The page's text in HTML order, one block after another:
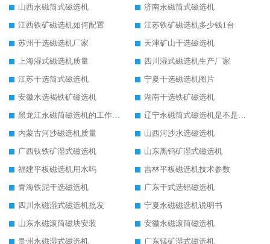
山西永磁筒式磁选机
济南永磁筒式磁选机
江西铁矿磁选机如何配置
江苏铁矿磁选机多少钱1台
苏州干选磁选机厂家
天津矿山干选磁选机
上海湿式磁选机质量
四川湿式磁选机生产厂家
江苏干选筒式磁选机
宁夏干选磁选机图片
安徽水选褐铁矿磁选机
湖南干选铁矿磁选机
黑龙江永磁筒磁选机的工作原理
辽宁永磁筒式磁选机是不是强磁
内蒙古河沙磁选机质量
山西河沙水选磁选机
广西钛铁矿湿式磁选机
山东黑钨矿湿式磁选机
福建平板磁选机用水吗
吉林平板磁选机技术参数
青海铁泥干选磁选机
广东干式选铝磁选机
四川永磁湿式磁选机批发
宁夏永磁磁选机说明书
山东永磁滚筒磁块安装
安徽永磁滚筒磁选机
贵州永磁湿式磁选机
广东锰矿湿式磁选机